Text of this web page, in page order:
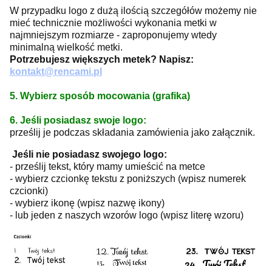
W przypadku logo z dużą ilością szczegółów możemy nie
mieć technicznie możliwości wykonania metki w
najmniejszym rozmiarze - zaproponujemy wtedy
minimalną wielkość metki.
Potrzebujesz większych metek? Napisz:
kontakt@rencami.pl
5. Wybierz sposób mocowania (grafika)
6. Jeśli posiadasz swoje logo:
prześlij je podczas składania zamówienia jako załącznik.
Jeśli nie posiadasz swojego logo:
- prześlij tekst, który mamy umieścić na metce
- wybierz czcionkę tekstu z poniższych (wpisz numerek
czcionki)
- wybierz ikonę (wpisz nazwę ikony)
- lub jeden z naszych wzorów logo (wpisz literę wzoru)